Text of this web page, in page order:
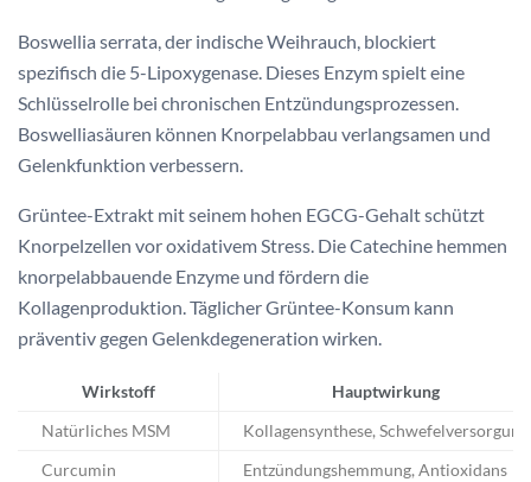
Boswellia serrata, der indische Weihrauch, blockiert
spezifisch die 5-Lipoxygenase. Dieses Enzym spielt eine
Schlüsselrolle bei chronischen Entzündungsprozessen.
Boswelliasäuren können Knorpelabbau verlangsamen und
Gelenkfunktion verbessern.
Grüntee-Extrakt mit seinem hohen EGCG-Gehalt schützt
Knorpelzellen vor oxidativem Stress. Die Catechine hemmen
knorpelabbauende Enzyme und fördern die
Kollagenproduktion. Täglicher Grüntee-Konsum kann
präventiv gegen Gelenkdegeneration wirken.
Wirkstoff Hauptwirkung
Natürliches MSM Kollagensynthese, Schwefelversorgung
Curcumin Entzündungshemmung, Antioxidans